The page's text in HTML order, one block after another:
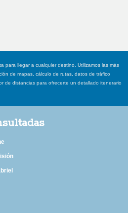
para llegar a cualquier destino. Utilizamos las más
de mapas, cálculo de rutas, datos de tráfico
de distancias para ofrecerte un detallado itenerario